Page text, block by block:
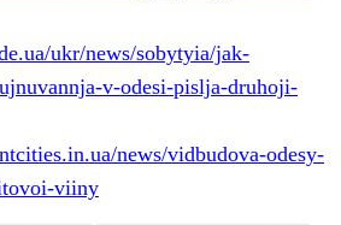
ukr/news/sobytyia/jak-
v-odesi-pislja-druhoji-
news/vidbudova-odesy-
viiny